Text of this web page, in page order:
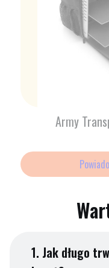
Army
1. Jak długo